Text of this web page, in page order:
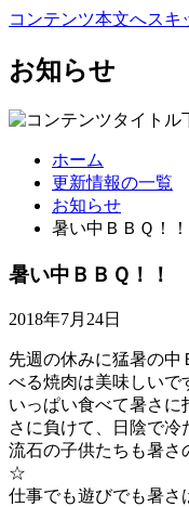
コンテンツ本文へスキ
お知らせ
ホーム
更新情報の一覧
お知らせ
暑い中ＢＢＱ！！
暑い中ＢＢＱ！！
2018年7月24日
先週の休みに猛暑の中
べる焼肉は美味しい
いっぱい食べて暑さ
さに負けて、日陰で冷
流石の子供たちも暑さ
☆
仕事でも遊びでも暑さ